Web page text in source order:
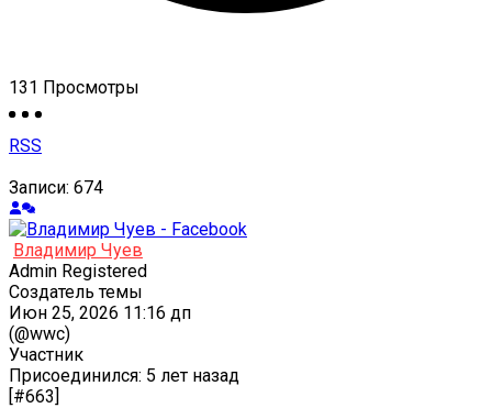
131 Просмотры
RSS
Записи: 674
Владимир Чуев
Admin Registered
Создатель темы
Июн 25, 2026 11:16 дп
(@wwc)
Участник
Присоединился: 5 лет назад
[#663]